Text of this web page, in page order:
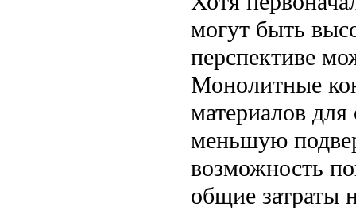
могут быть
перспективе
Монолитные
материалов
меньшую
возможность
общие затраты